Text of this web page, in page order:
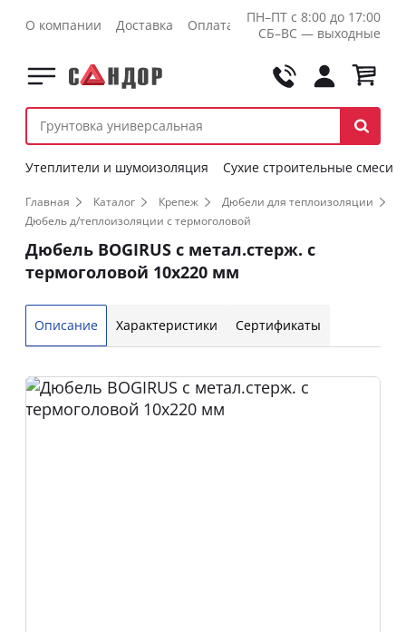
О компании Доставка Оплата Контакты Оптовикам
ПН–ПТ с 8:00 до 17:00
СБ–ВС — выходные
Утеплители и шумоизоляция Сухие строительные смеси
Главная Каталог Крепеж
Дюбели для теплоизоляции
Дюбель д/теплоизоляции с термоголовой
Дюбель BOGIRUS с метал.стерж. с
термоголовой 10х220 мм
Описание Характеристики Сертификаты